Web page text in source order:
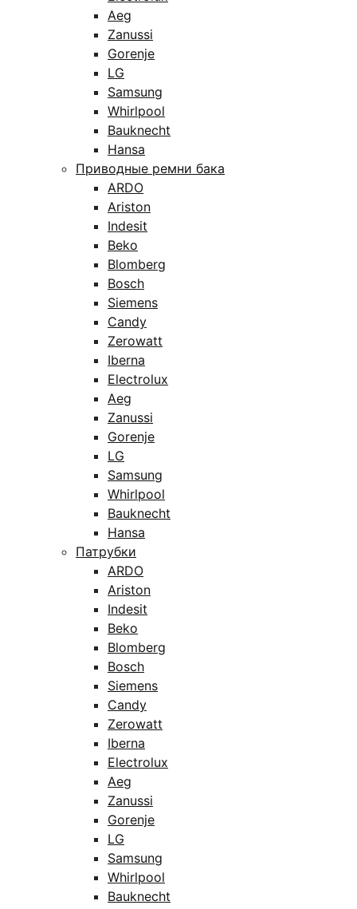
Aeg
Zanussi
Gorenje
LG
Samsung
Whirlpool
Bauknecht
Hansa
Приводные ремни бака
ARDO
Ariston
Indesit
Beko
Blomberg
Bosch
Siemens
Candy
Zerowatt
Iberna
Electrolux
Aeg
Zanussi
Gorenje
LG
Samsung
Whirlpool
Bauknecht
Hansa
Патрубки
ARDO
Ariston
Indesit
Beko
Blomberg
Bosch
Siemens
Candy
Zerowatt
Iberna
Electrolux
Aeg
Zanussi
Gorenje
LG
Samsung
Whirlpool
Bauknecht